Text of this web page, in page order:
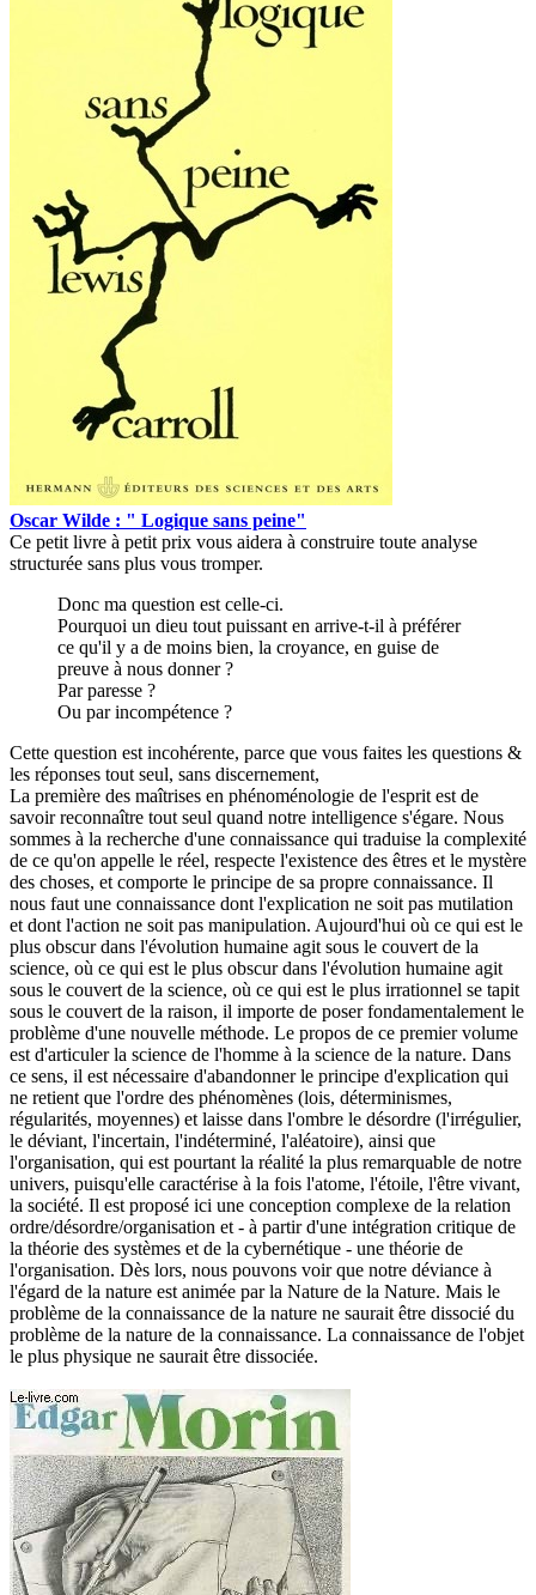
Oscar Wilde : " Logique sans peine"
Ce petit livre à petit prix vous aidera à construire toute analyse
structurée sans plus vous tromper.
Donc ma question est celle-ci.
Pourquoi un dieu tout puissant en arrive-t-il à préférer
ce qu'il y a de moins bien, la croyance, en guise de
preuve à nous donner ?
Par paresse ?
Ou par incompétence ?
Cette question est incohérente, parce que vous faites les questions &
les réponses tout seul, sans discernement,
La première des maîtrises en phénoménologie de l'esprit est de
savoir reconnaître tout seul quand notre intelligence s'égare. Nous
sommes à la recherche d'une connaissance qui traduise la complexité
de ce qu'on appelle le réel, respecte l'existence des êtres et le mystère
des choses, et comporte le principe de sa propre connaissance. Il
nous faut une connaissance dont l'explication ne soit pas mutilation
et dont l'action ne soit pas manipulation. Aujourd'hui où ce qui est le
plus obscur dans l'évolution humaine agit sous le couvert de la
science, où ce qui est le plus obscur dans l'évolution humaine agit
sous le couvert de la science, où ce qui est le plus irrationnel se tapit
sous le couvert de la raison, il importe de poser fondamentalement le
problème d'une nouvelle méthode. Le propos de ce premier volume
est d'articuler la science de l'homme à la science de la nature. Dans
ce sens, il est nécessaire d'abandonner le principe d'explication qui
ne retient que l'ordre des phénomènes (lois, déterminismes,
régularités, moyennes) et laisse dans l'ombre le désordre (l'irrégulier,
le déviant, l'incertain, l'indéterminé, l'aléatoire), ainsi que
l'organisation, qui est pourtant la réalité la plus remarquable de notre
univers, puisqu'elle caractérise à la fois l'atome, l'étoile, l'être vivant,
la société. Il est proposé ici une conception complexe de la relation
ordre/désordre/organisation et - à partir d'une intégration critique de
la théorie des systèmes et de la cybernétique - une théorie de
l'organisation. Dès lors, nous pouvons voir que notre déviance à
l'égard de la nature est animée par la Nature de la Nature. Mais le
problème de la connaissance de la nature ne saurait être dissocié du
problème de la nature de la connaissance. La connaissance de l'objet
le plus physique ne saurait être dissociée.